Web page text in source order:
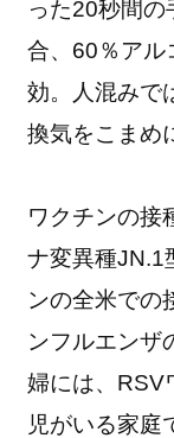
った20秒間
合、60％アル
効。人混みで
換気をこまめ
ワクチンの接
ナ変異種JN.1
ンの全米での
ンフルエンザ
婦には、RSV
児がいる家庭